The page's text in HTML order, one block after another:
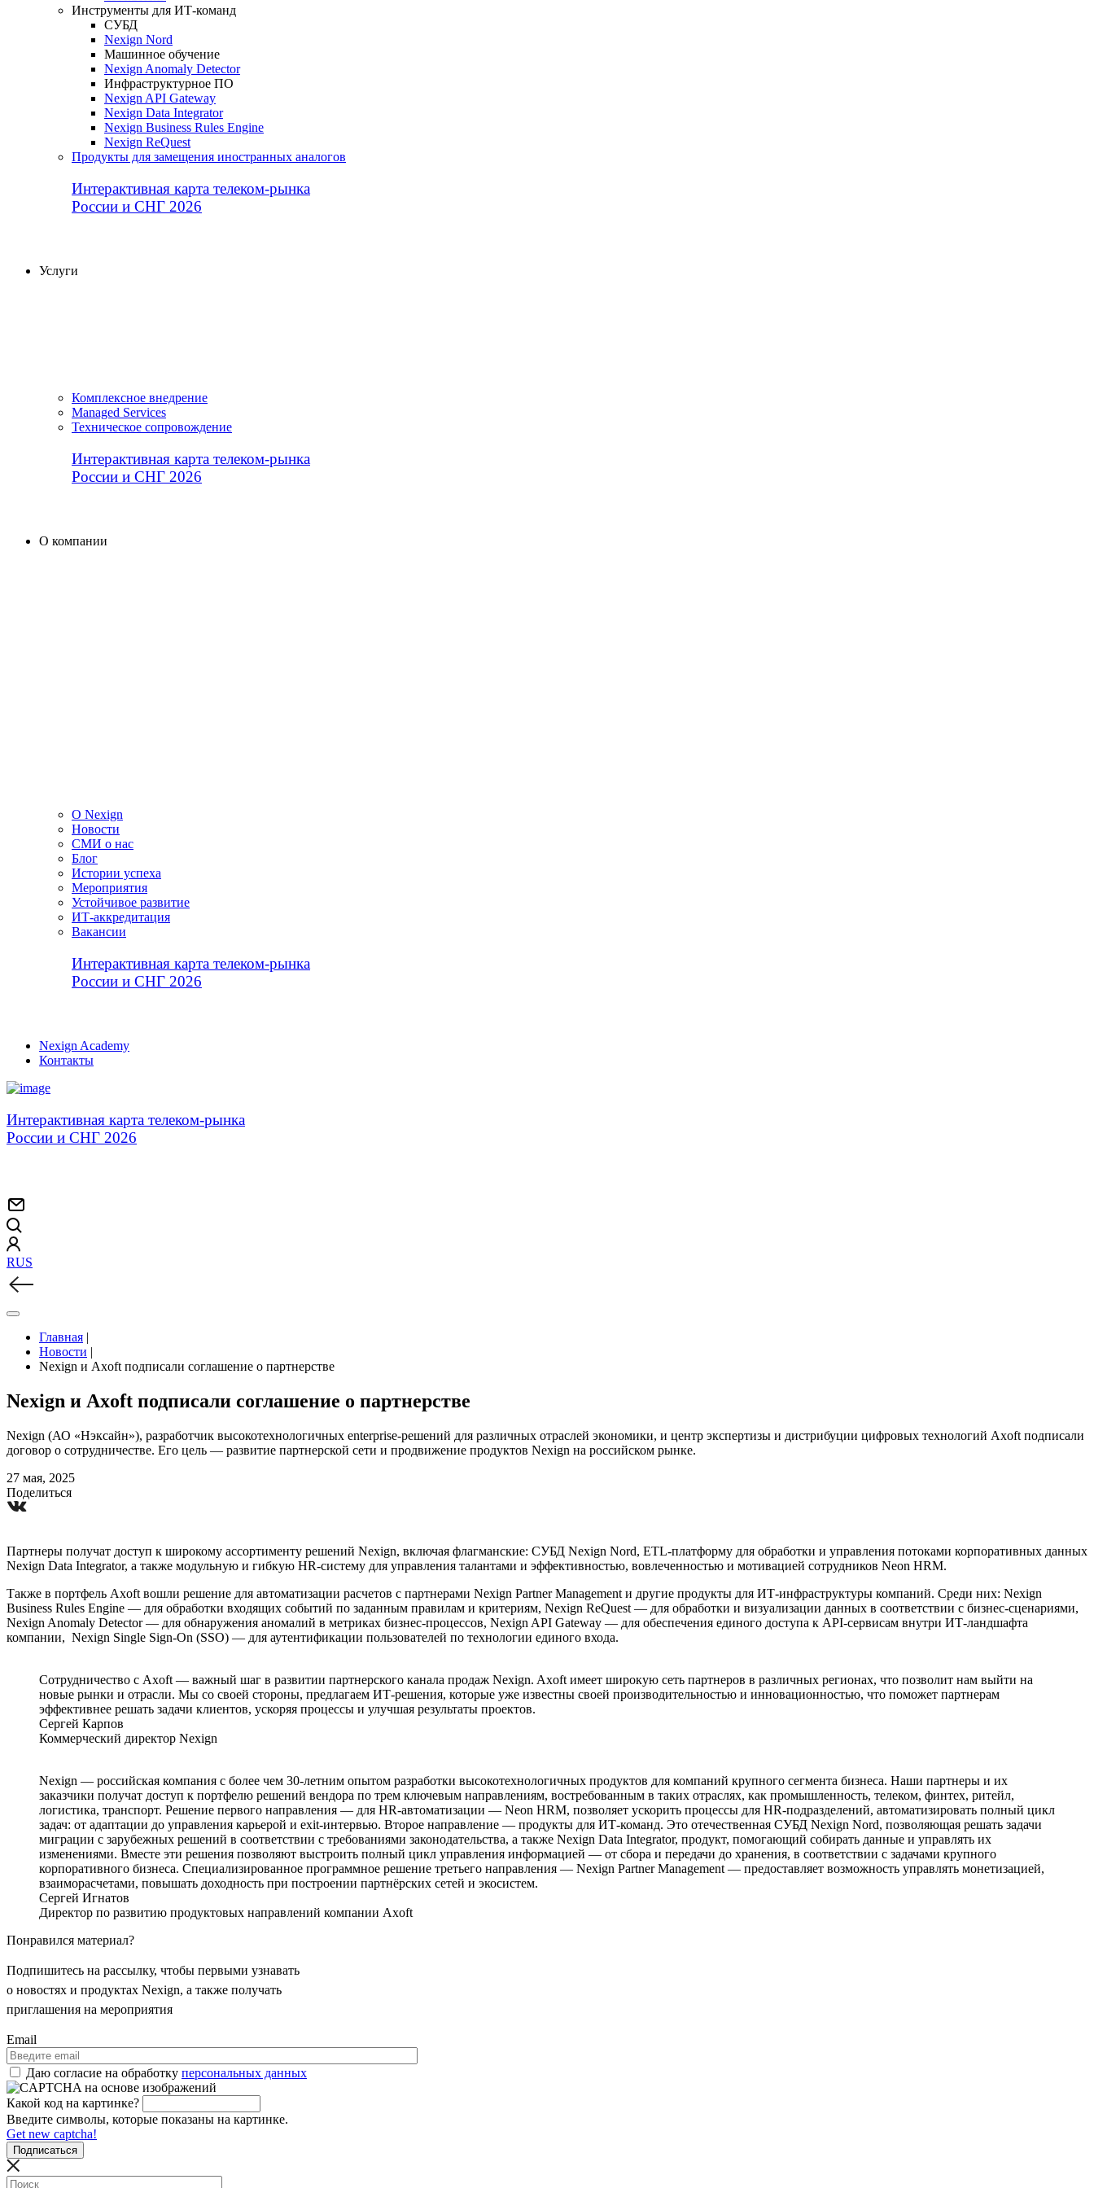
Инструменты для ИТ-команд
СУБД
Nexign Nord
Машинное обучение
Nexign Anomaly Detector
Инфраструктурное ПО
Nexign API Gateway
Nexign Data Integrator
Nexign Business Rules Engine
Nexign ReQuest
Продукты для замещения иностранных аналогов
Интерактивная карта телеком-рынка
России и СНГ 2026
Услуги
Комплексное внедрение
Managed Services
Техническое сопровождение
Интерактивная карта телеком-рынка
России и СНГ 2026
О компании
О Nexign
Новости
СМИ о нас
Блог
Истории успеха
Мероприятия
Устойчивое развитие
ИТ-аккредитация
Вакансии
Интерактивная карта телеком-рынка
России и СНГ 2026
Nexign Academy
Контакты
Интерактивная карта телеком-рынка
России и СНГ 2026
RUS
Главная |
Новости |
Nexign и Axoft подписали соглашение о партнерстве
Nexign и Axoft подписали соглашение о партнерстве
Nexign (АО «Нэксайн»), разработчик высокотехнологичных enterprise-решений для различных отраслей экономики, и центр экспертизы и дистрибуции цифровых технологий Axoft подписали
договор о сотрудничестве. Его цель — развитие партнерской сети и продвижение продуктов Nexign на российском рынке.
27 мая, 2025
Поделиться
Партнеры получат доступ к широкому ассортименту решений Nexign, включая флагманские: СУБД Nexign Nord, ETL-платформу для обработки и управления потоками корпоративных данных
Nexign Data Integrator, а также модульную и гибкую HR-систему для управления талантами и эффективностью, вовлеченностью и мотивацией сотрудников Neon HRM.
Также в портфель Axoft вошли решение для автоматизации расчетов с партнерами Nexign Partner Management и другие продукты для ИТ-инфраструктуры компаний. Среди них: Nexign
Business Rules Engine — для обработки входящих событий по заданным правилам и критериям, Nexign ReQuest — для обработки и визуализации данных в соответствии с бизнес-сценариями,
Nexign Anomaly Detector — для обнаружения аномалий в метриках бизнес-процессов, Nexign API Gateway — для обеспечения единого доступа к API-сервисам внутри ИТ-ландшафта
компании, Nexign Single Sign-On (SSO) — для аутентификации пользователей по технологии единого входа.
Сотрудничество с Axoft — важный шаг в развитии партнерского канала продаж Nexign. Axoft имеет широкую сеть партнеров в различных регионах, что позволит нам выйти на
новые рынки и отрасли. Мы со своей стороны, предлагаем ИТ-решения, которые уже известны своей производительностью и инновационностью, что поможет партнерам
эффективнее решать задачи клиентов, ускоряя процессы и улучшая результаты проектов.
Сергей Карпов
Коммерческий директор Nexign
Nexign — российская компания с более чем 30-летним опытом разработки высокотехнологичных продуктов для компаний крупного сегмента бизнеса. Наши партнеры и их
заказчики получат доступ к портфелю решений вендора по трем ключевым направлениям, востребованным в таких отраслях, как промышленность, телеком, финтех, ритейл,
логистика, транспорт. Решение первого направления — для HR-автоматизации — Neon HRM, позволяет ускорить процессы для HR-подразделений, автоматизировать полный цикл
задач: от адаптации до управления карьерой и exit-интервью. Второе направление — продукты для ИТ-команд. Это отечественная СУБД Nexign Nord, позволяющая решать задачи
миграции с зарубежных решений в соответствии с требованиями законодательства, а также Nexign Data Integrator, продукт, помогающий собирать данные и управлять их
изменениями. Вместе эти решения позволяют выстроить полный цикл управления информацией — от сбора и передачи до хранения, в соответствии с задачами крупного
корпоративного бизнеса. Специализированное программное решение третьего направления — Nexign Partner Management — предоставляет возможность управлять монетизацией,
взаиморасчетами, повышать доходность при построении партнёрских сетей и экосистем.
Сергей Игнатов
Директор по развитию продуктовых направлений компании Axoft
Понравился материал?
Подпишитесь на рассылку, чтобы первыми узнавать
о новостях и продуктах Nexign, а также получать
приглашения на мероприятия
Email
Даю согласие на обработку персональных данных
Какой код на картинке?
Введите символы, которые показаны на картинке.
Get new captcha!